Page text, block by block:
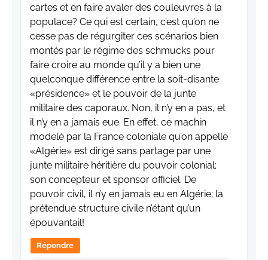
cartes et en faire avaler des couleuvres à la
populace? Ce qui est certain, c’est qu’on ne
cesse pas de régurgiter ces scénarios bien
montés par le régime des schmucks pour
faire croire au monde qu’il y a bien une
quelconque différence entre la soit-disante
«présidence» et le pouvoir de la junte
militaire des caporaux. Non, il n’y en a pas, et
il n’y en a jamais eue. En effet, ce machin
modelé par la France coloniale qu’on appelle
«Algérie» est dirigé sans partage par une
junte militaire héritière du pouvoir colonial;
son concepteur et sponsor officiel. De
pouvoir civil, il n’y en jamais eu en Algérie; la
prétendue structure civile n’étant qu’un
épouvantail!
Répondre